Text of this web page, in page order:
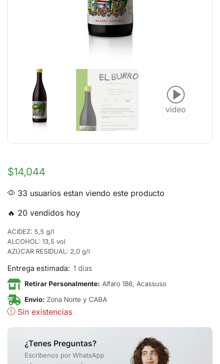
video
$14,044
33 usuarios estan viendo este producto
🔥 20 vendidos hoy
ACIDEZ: 5,5 g/l
ALCOHOL: 13,5 vol
AZÚCAR RESIDUAL: 2,0 g/l
Entrega estimada: 1 dias
Retirar Personalmente: Alfaro 186, Acassuso
Envio: Zona Norte y CABA
Sin existencias
¿Tenes Preguntas?
Escribenos por WhatsApp